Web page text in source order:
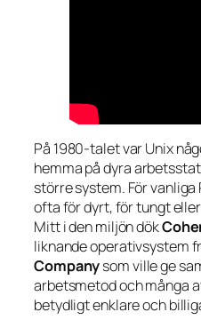
På 1980-talet var Unix
hemma på dyra
större system. För
ofta för dyrt, för tungt
Mitt i den miljön dök
liknande operativsystem
Companysom ville ge
arbetsmetod och många
betydligt enklare och